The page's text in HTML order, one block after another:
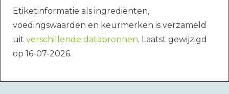
Etiketinformatie als ingrediënten,
voedingswaarden en keurmerken is verzameld
uit verschillende databronnen. Laatst gewijzigd
op 16-07-2026.